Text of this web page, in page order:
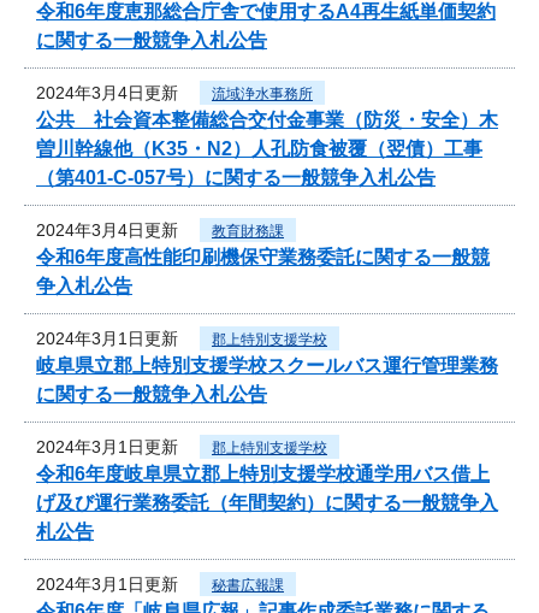
令和6年度恵那総合庁舎で使用するA4再生紙単価契約
に関する一般競争入札公告
2024年3月4日更新 流域浄水事務所
公共 社会資本整備総合交付金事業（防災・安全）木
曽川幹線他（K35・N2）人孔防食被覆（翌債）工事
（第401-C-057号）に関する一般競争入札公告
2024年3月4日更新 教育財務課
令和6年度高性能印刷機保守業務委託に関する一般競
争入札公告
2024年3月1日更新 郡上特別支援学校
岐阜県立郡上特別支援学校スクールバス運行管理業務
に関する一般競争入札公告
2024年3月1日更新 郡上特別支援学校
令和6年度岐阜県立郡上特別支援学校通学用バス借上
げ及び運行業務委託（年間契約）に関する一般競争入
札公告
2024年3月1日更新 秘書広報課